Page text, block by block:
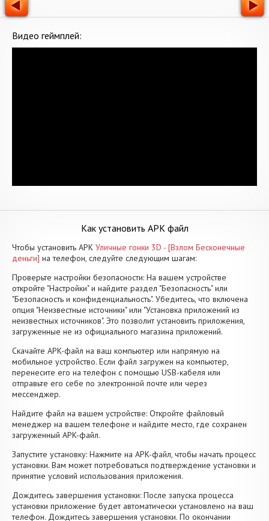
Видео геймплей:
Как установить APK файл
Чтобы установить APK Уличные гонки 3D - [Взлом Бесконечные
деньги] на телефон, следуйте следующим шагам:
Проверьте настройки безопасности: На вашем устройстве
откройте "Настройки" и найдите раздел "Безопасность" или
"Безопасность и конфиденциальность". Убедитесь, что включена
опция "Неизвестные источники" или "Установка приложений из
неизвестных источников". Это позволит установить приложения,
загруженные не из официального магазина приложений.
Скачайте APK-файл на ваш компьютер или напрямую на
мобильное устройство. Если файл загружен на компьютер,
перенесите его на телефон с помощью USB-кабеля или
отправьте его себе по электронной почте или через
мессенджер.
Найдите файл на вашем устройстве: Откройте файловый
менеджер на вашем телефоне и найдите место, где сохранен
загруженный APK-файл.
Запустите установку: Нажмите на APK-файл, чтобы начать процесс
установки. Вам может потребоваться подтверждение установки и
принятие условий использования приложения.
Дождитесь завершения установки: После запуска процесса
установки приложение будет автоматически установлено на ваш
телефон. Дождитесь завершения установки. По окончании